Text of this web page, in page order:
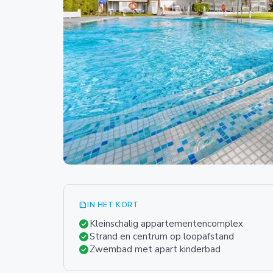
summarizeIN HET KORT
check_circleKleinschalig appartementencomplex
check_circleStrand en centrum op loopafstand
check_circleZwembad met apart kinderbad